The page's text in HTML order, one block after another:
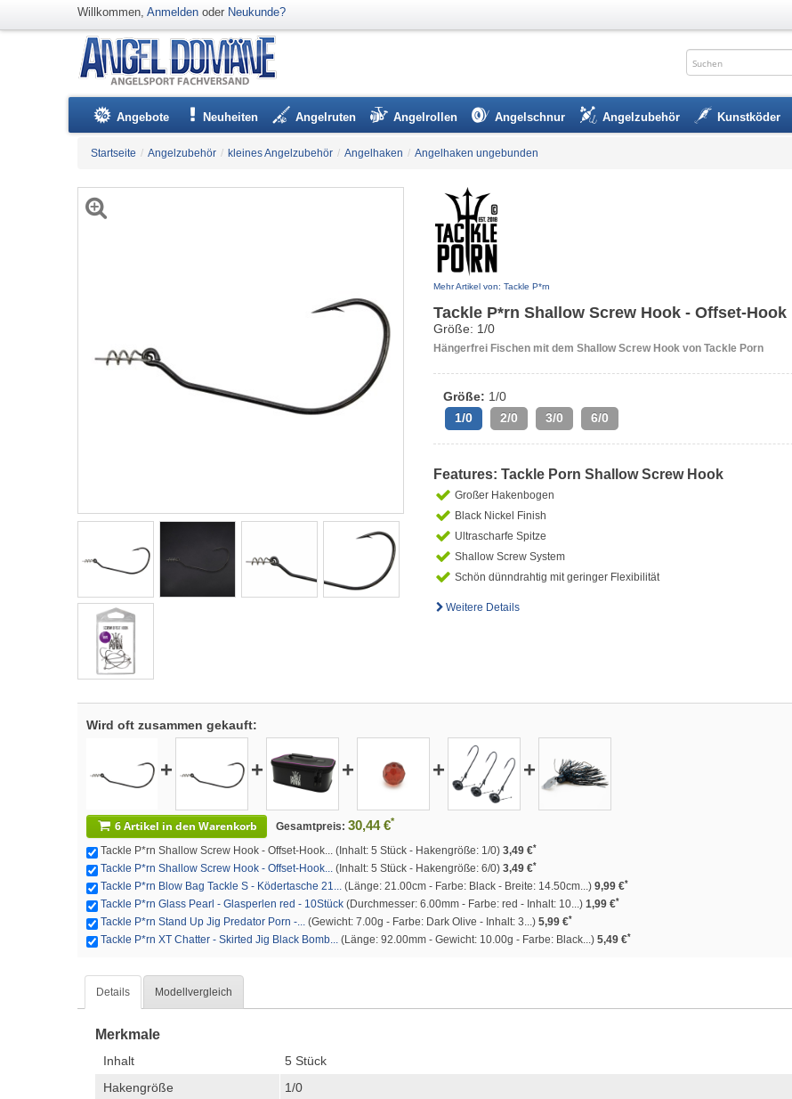
Willkommen, Anmelden oder Neukunde?
Angebote Neuheiten Angelruten Angelrollen Angelschnur Angelzubehör Kunstköder
Startseite / Angelzubehör / kleines Angelzubehör / Angelhaken / Angelhaken ungebunden
Mehr Artikel von: Tackle P*rn
Tackle P*rn Shallow Screw Hook - Offset-Hook
Größe: 1/0
Hängerfrei Fischen mit dem Shallow Screw Hook von Tackle Porn
Größe: 1/0
1/0 2/0 3/0 6/0
Features: Tackle Porn Shallow Screw Hook
Großer Hakenbogen
Black Nickel Finish
Ultrascharfe Spitze
Shallow Screw System
Schön dünndrahtig mit geringer Flexibilität
Weitere Details
Wird oft zusammen gekauft:
+ + + + +
6 Artikel in den Warenkorb Gesamtpreis: 30,44 €*
Tackle P*rn Shallow Screw Hook - Offset-Hook... (Inhalt: 5 Stück - Hakengröße: 1/0) 3,49 €*
Tackle P*rn Shallow Screw Hook - Offset-Hook... (Inhalt: 5 Stück - Hakengröße: 6/0) 3,49 €*
Tackle P*rn Blow Bag Tackle S - Ködertasche 21... (Länge: 21.00cm - Farbe: Black - Breite: 14.50cm...) 9,99 €*
Tackle P*rn Glass Pearl - Glasperlen red - 10Stück (Durchmesser: 6.00mm - Farbe: red - Inhalt: 10...) 1,99 €*
Tackle P*rn Stand Up Jig Predator Porn -... (Gewicht: 7.00g - Farbe: Dark Olive - Inhalt: 3...) 5,99 €*
Tackle P*rn XT Chatter - Skirted Jig Black Bomb... (Länge: 92.00mm - Gewicht: 10.00g - Farbe: Black...) 5,49 €*
Details Modellvergleich
Merkmale
Inhalt
5 Stück
Hakengröße
1/0